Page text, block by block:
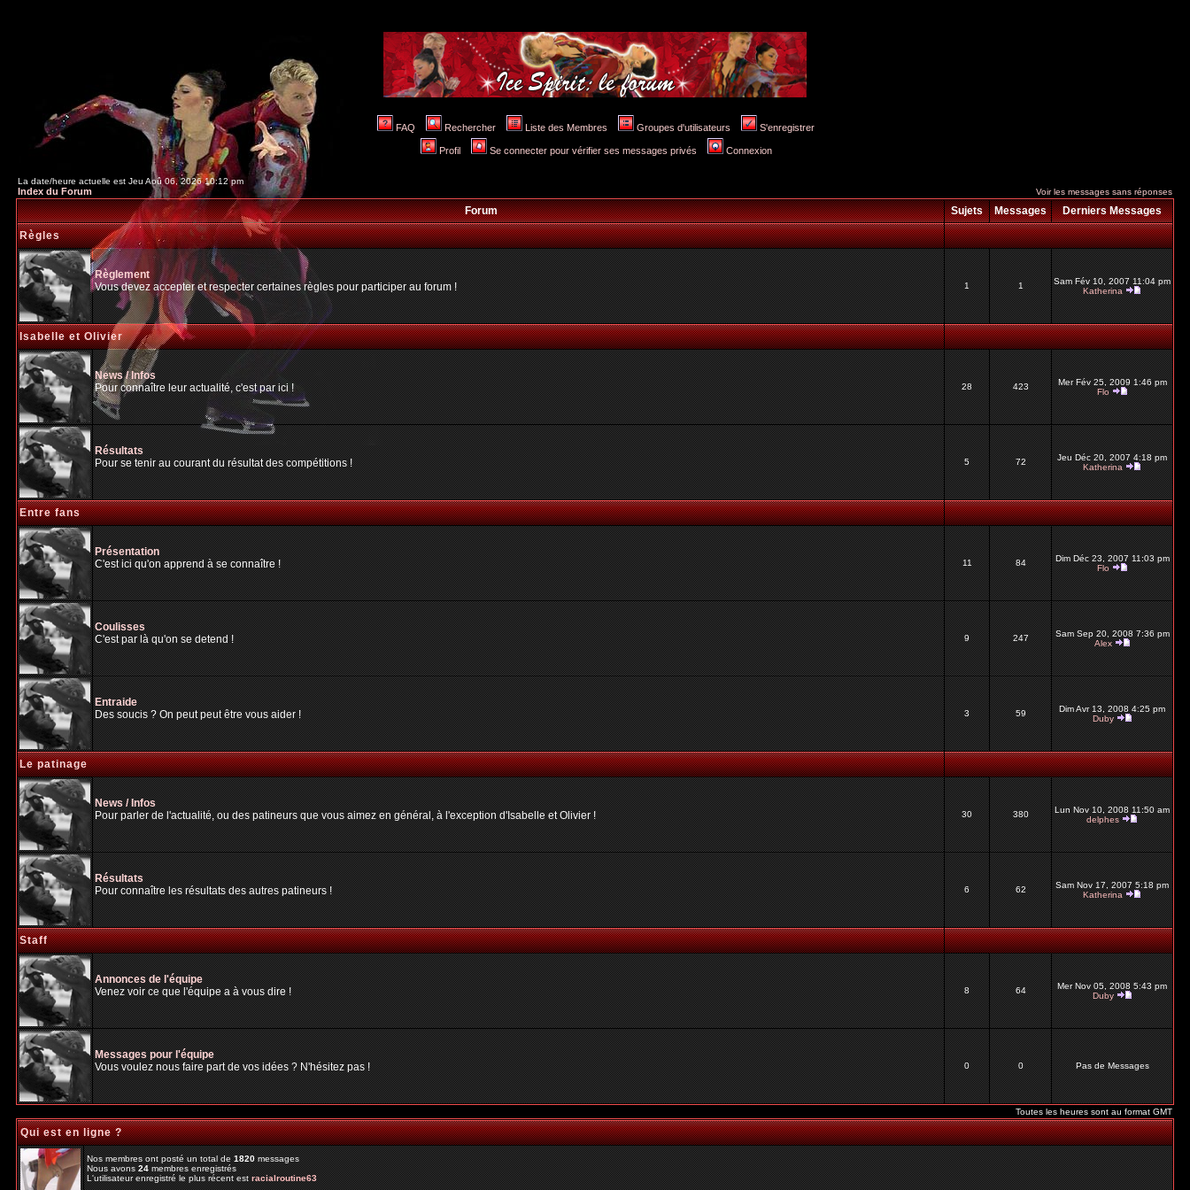
FAQ Rechercher Liste des Membres Groupes d'utilisateurs S'enregistrer
Profil Se connecter pour vérifier ses messages privés Connexion
La date/heure actuelle est Jeu Aoû 06, 2026 10:12 pm
Index du Forum Voir les messages sans réponses
Forum Sujets Messages
Derniers Messages
Règles
Règlement
Vous devez accepter et respecter certaines règles pour participer au forum !
1 1
Sam Fév 10, 2007 11:04 pm
Katherina
Isabelle et Olivier
News / Infos
Pour connaître leur actualité, c'est par ici !
28 423
Mer Fév 25, 2009 1:46 pm
Flo
Résultats
Pour se tenir au courant du résultat des compétitions !
5 72
Jeu Déc 20, 2007 4:18 pm
Katherina
Entre fans
Présentation
C'est ici qu'on apprend à se connaître !
11 84
Dim Déc 23, 2007 11:03 pm
Flo
Coulisses
C'est par là qu'on se detend !
9 247
Sam Sep 20, 2008 7:36 pm
Alex
Entraide
Des soucis ? On peut peut être vous aider !
3 59
Dim Avr 13, 2008 4:25 pm
Duby
Le patinage
News / Infos
Pour parler de l'actualité, ou des patineurs que vous aimez en général, à l'exception d'Isabelle et Olivier !
30 380
Lun Nov 10, 2008 11:50 am
delphes
Résultats
Pour connaître les résultats des autres patineurs !
6 62
Sam Nov 17, 2007 5:18 pm
Katherina
Staff
Annonces de l'équipe
Venez voir ce que l'équipe a à vous dire !
8 64
Mer Nov 05, 2008 5:43 pm
Duby
Messages pour l'équipe
Vous voulez nous faire part de vos idées ? N'hésitez pas !
0 0 Pas de Messages
Toutes les heures sont au format GMT
Qui est en ligne ?
Nos membres ont posté un total de1820messages
Nous avons24membres enregistrés
L'utilisateur enregistré le plus récent estracialroutine63